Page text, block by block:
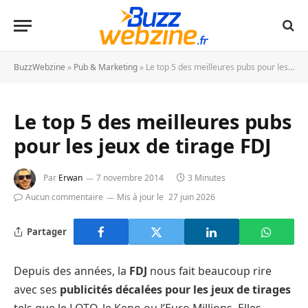
BuzzWebzine » Pub & Marketing » Le top 5 des meilleures pubs pour les jeux de tirage FDJ
Le top 5 des meilleures pubs
pour les jeux de tirage FDJ
Par Erwan 7 novembre 2014
3 Minutes
Aucun commentaire
Mis à jour le 27 juin 2026
Partager
Depuis des années, la FDJ nous fait beaucoup rire
avec ses publicités décalées pour les jeux de tirages